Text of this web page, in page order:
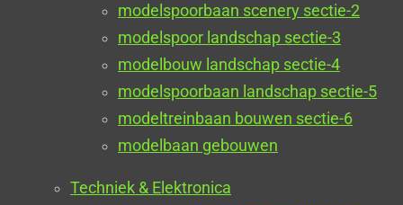
modelspoorbaan scenery sectie-2
modelspoor landschap sectie-3
modelbouw landschap sectie-4
modelspoorbaan landschap sectie-5
modeltreinbaan bouwen sectie-6
modelbaan gebouwen
Techniek & Elektronica